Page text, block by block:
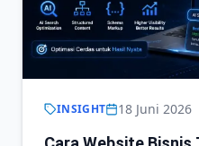
INSIGHT 18 Juni 2026